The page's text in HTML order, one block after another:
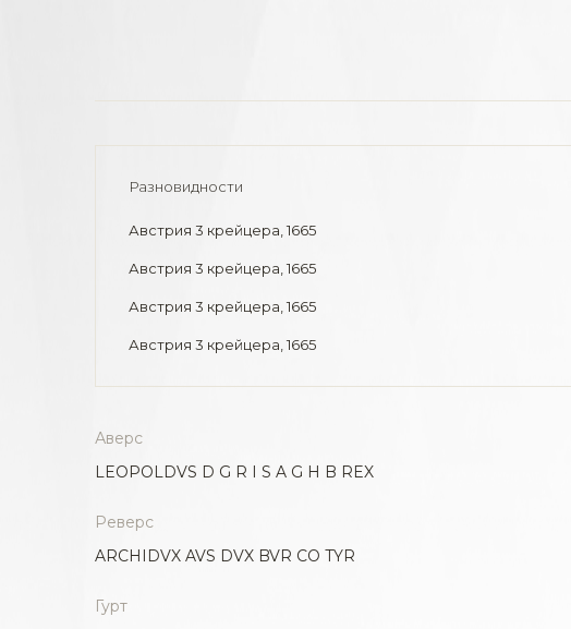
Разновидности
Австрия 3 крейцера, 1665
Австрия 3 крейцера, 1665
Австрия 3 крейцера, 1665
Австрия 3 крейцера, 1665
Аверс
LEOPOLDVS D G R I S A G H B REX
Реверс
ARCHIDVX AVS DVX BVR CO TYR
Гурт